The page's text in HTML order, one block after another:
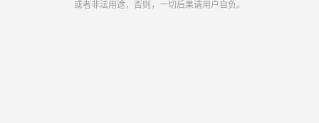
或者非法用途，否则，一切后果请用户自负。